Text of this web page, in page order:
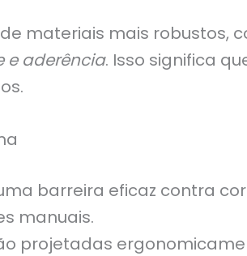
materiais mais robustos,
e aderência. Isso significa
barreira eficaz contra
manuais.
projetadas